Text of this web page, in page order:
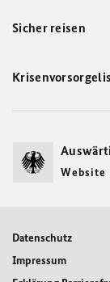
Sicher reisen
Website
Datenschutz
Impressum